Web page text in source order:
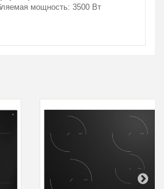
мощность: 3500 Вт